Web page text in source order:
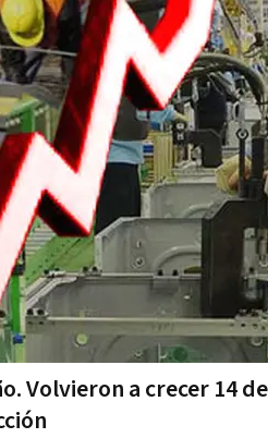
Volvieron a crecer 14